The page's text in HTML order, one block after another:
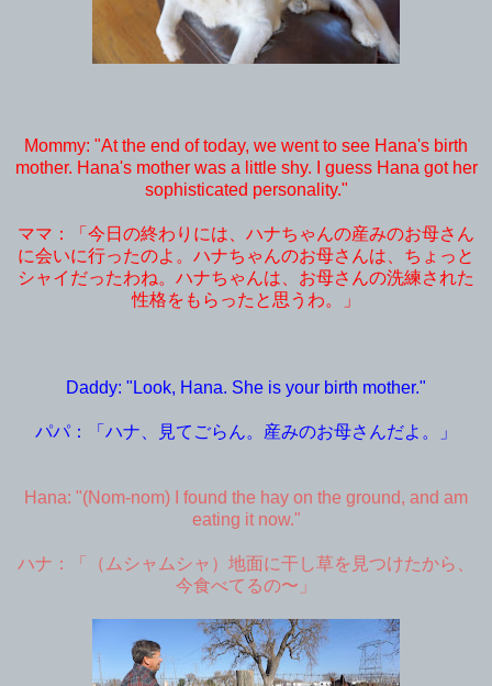
Mommy: "At the end of today, we went to see Hana's birth
mother. Hana's mother was a little shy. I guess Hana got her
sophisticated personality."
ママ：「今日の終わりには、ハナちゃんの産みのお母さん
に会いに行ったのよ。ハナちゃんのお母さんは、ちょっと
シャイだったわね。ハナちゃんは、お母さんの洗練された
性格をもらったと思うわ。」
Daddy: "Look, Hana. She is your birth mother."
パパ：「ハナ、見てごらん。産みのお母さんだよ。」
Hana: "(Nom-nom) I found the hay on the ground, and am
eating it now."
ハナ：「（ムシャムシャ）地面に干し草を見つけたから、
今食べてるの〜」